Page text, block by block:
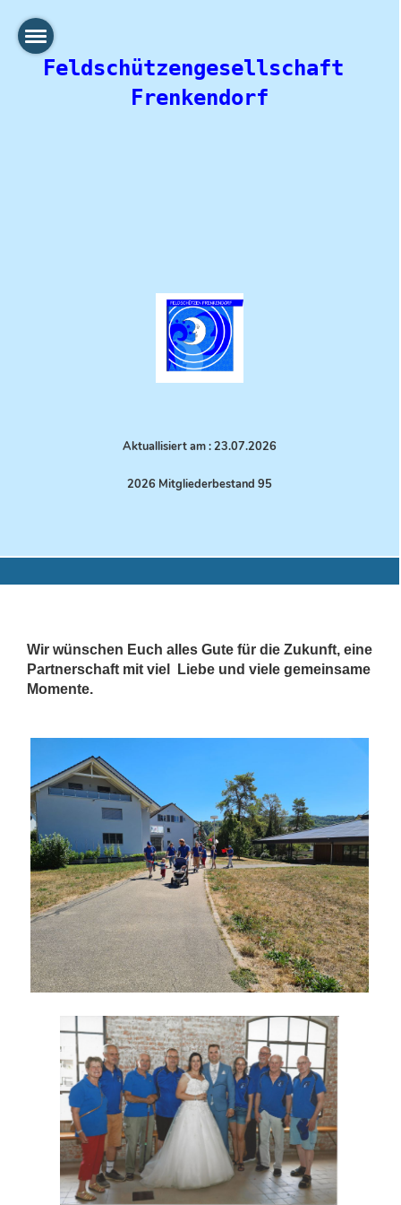
Feldschützengesellschaft
Frenkendorf
Aktuallisiert am : 23.07.2026
2026 Mitgliederbestand 95
Wir wünschen Euch alles Gute für die Zukunft, eine
Partnerschaft mit viel Liebe und viele gemeinsame
Momente.